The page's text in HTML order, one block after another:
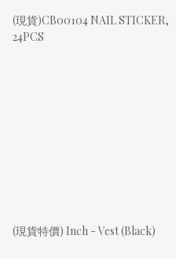
(現貨)CB00104 NAIL STICKER,
24PCS
(現貨特價) Inch - Vest (Black)